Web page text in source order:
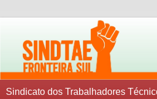
Sindicato dos Trabalhadores